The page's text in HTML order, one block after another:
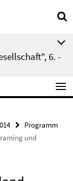
6. -
Programm
und